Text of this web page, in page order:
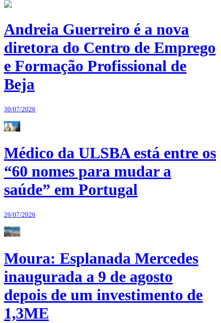
Andreia Guerreiro é a nova
diretora do Centro de Emprego
e Formação Profissional de
Beja
30/07/2026
Médico da ULSBA está entre os
“60 nomes para mudar a
saúde” em Portugal
26/07/2026
Moura: Esplanada Mercedes
inaugurada a 9 de agosto
depois de um investimento de
1,3ME